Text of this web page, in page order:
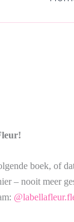
boek, of
– nooit meer